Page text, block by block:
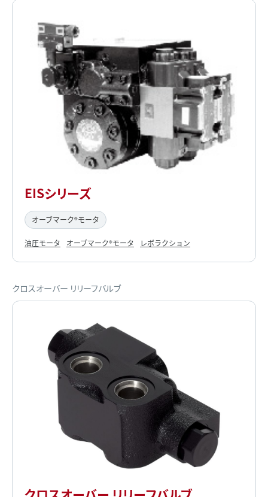
EISシリーズ
オーブマーク®モータ
油圧モータ オーブマーク®モータ レボラクション
クロスオーバー リリーフバルブ